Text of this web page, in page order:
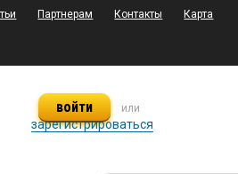
Партнерам Контакты
Карта
войти или
зарегистрироваться